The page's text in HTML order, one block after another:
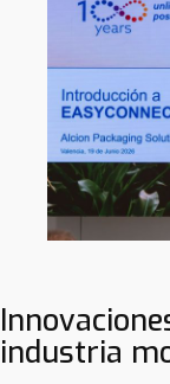
industria